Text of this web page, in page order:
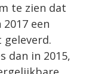
te zien dat
een
dan in 2015,